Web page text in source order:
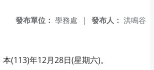
發布人： 洪鳴谷
發布單位： 學務處 |
(113)年12月28日(星期六)。